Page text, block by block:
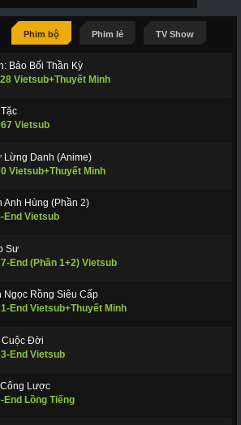
Phim bộ Phim lẻ TV Show
Bảo Bối Thần Kỳ
Vietsub+Thuyết Minh
Vietsub
Lừng Danh (Anime)
Vietsub+Thuyết Minh
Anh Hùng (Phần 2)
End Vietsub
Sư
End (Phần 1+2) Vietsub
Ngọc Rồng Siêu Cấp
End Vietsub+Thuyết Minh
Cuộc Đời
End Vietsub
Lược
End Lồng Tiếng